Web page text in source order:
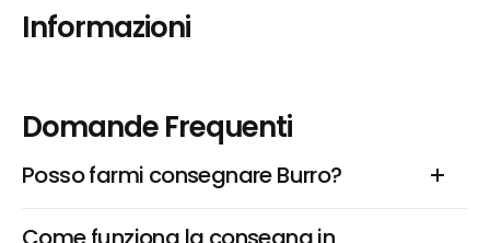
Informazioni
Domande Frequenti
Posso farmi consegnare Burro?